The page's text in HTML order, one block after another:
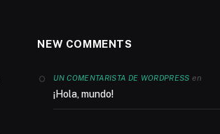
NEW COMMENTS
UN COMENTARISTA DE WORDPRESS en
¡Hola, mundo!